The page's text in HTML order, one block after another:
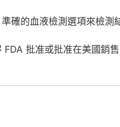
確的血液檢測選項來檢
批准或批准在美國銷售